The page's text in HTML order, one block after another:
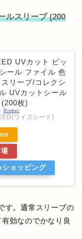
ルスリーブ (200
UVカット ビッ
ール ファイル 色
リーブ/コレクシ
UVカットシール
枚)
Rinker
ワイズシード)
ョッピング
す。通常スリーブの
効なのでかなり良